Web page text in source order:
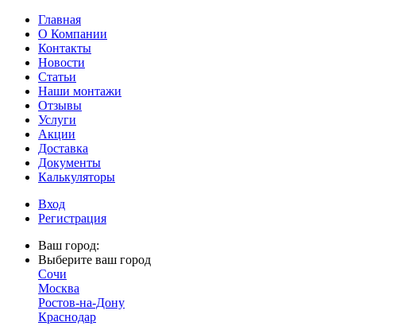
Главная
О Компании
Контакты
Новости
Статьи
Наши монтажи
Отзывы
Услуги
Акции
Доставка
Документы
Калькуляторы
Вход
Регистрация
Ваш город:
Выберите ваш город
Сочи
Москва
Ростов-на-Дону
Краснодар